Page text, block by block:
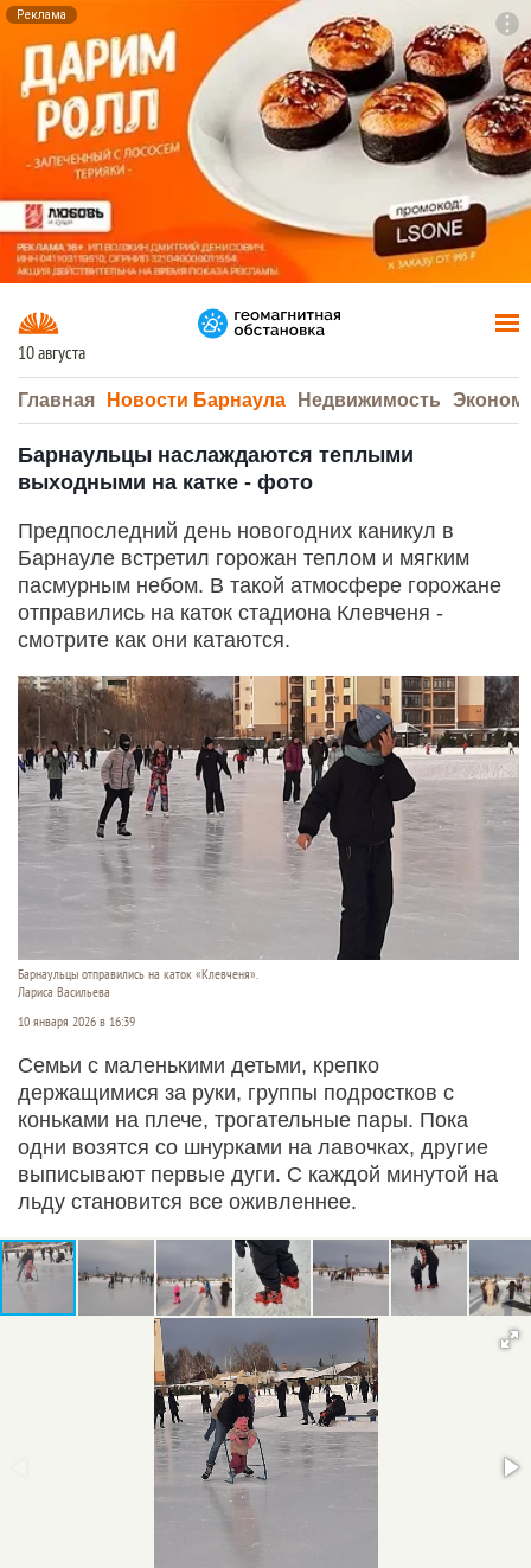
Реклама
10 августа
Главная Новости Барнаула Недвижимость
Барнаульцы наслаждаются теплыми
выходными на катке - фото
Предпоследний день новогодних каникул в
Барнауле встретил горожан теплом и мягким
пасмурным небом. В такой атмосфере горожане
отправились на каток стадиона Клевченя -
смотрите как они катаются.
Барнаульцы отправились на каток «Клевченя».
Лариса Васильева
10 января 2026 в 16:39
Семьи с маленькими детьми, крепко
держащимися за руки, группы подростков с
коньками на плече, трогательные пары. Пока
одни возятся со шнурками на лавочках, другие
выписывают первые дуги. С каждой минутой на
льду становится все оживленнее.